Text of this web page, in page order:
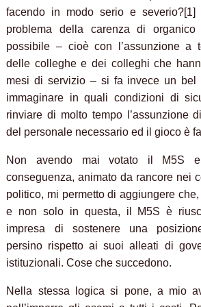
facendo in modo serio e
problema della carenza di organico
possibile – cioè con l’assunzione a
delle colleghe e dei colleghi che
mesi di servizio – si fa invece un bel
immaginare in quali condizioni di
rinviare di molto tempo l’assunzione
del personale necessario ed il gioco è
Non avendo mai votato il M5S
conseguenza, animato da rancore nei
politico, mi permetto di aggiungere
e non solo in questa, il M5S è
impresa di sostenere una
persino rispetto ai suoi alleati di
istituzionali. Cose che succedono.
Nella stessa logica si pone, a mio